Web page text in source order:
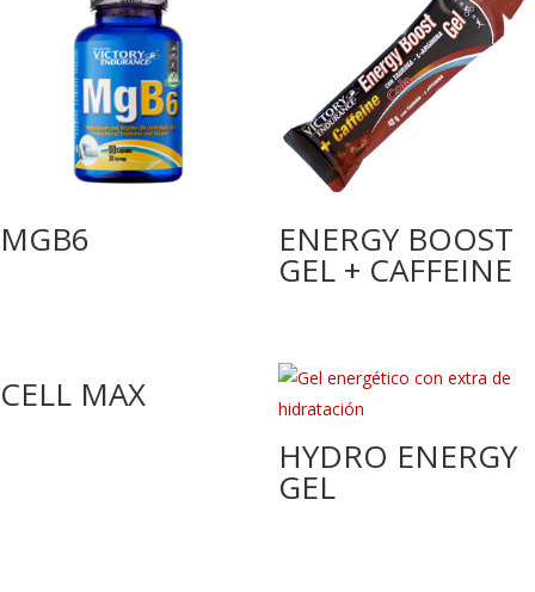
MGB6 ENERGY BOOST
GEL + CAFFEINE
CELL MAX
HYDRO ENERGY
GEL